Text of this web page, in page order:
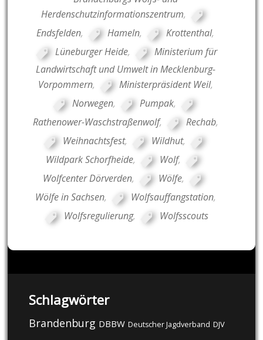
Herdenschutzinformationszentrum,
Endsfelden, Hameln, Krottenthal,
Lüneburger Heide,
Ministerium für
Landwirtschaft und Umwelt in Mecklenburg-
Vorpommern, Ministerpräsident Weil,
Norwegen, Pumpak,
Rathenower-Waschstraßenwolf, Rechab,
Weihnachtsfest, Wildhut,
Wildpark Schorfheide, Wolf,
Wolfcenter Dörverden, Wölfe,
Wölfe in Sachsen, Wolfsauffangstation,
Wolfsregulierung, Wolfsscouts
Schlagwörter
Brandenburg DBBW Deutscher Jagdverband DJV